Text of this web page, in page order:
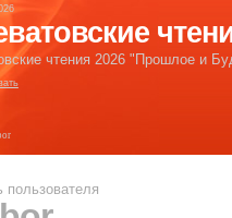
чтения 2026 "Прошлое и